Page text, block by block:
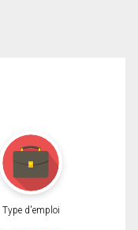
Type d'emploi